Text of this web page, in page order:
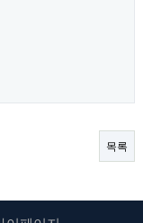
목록